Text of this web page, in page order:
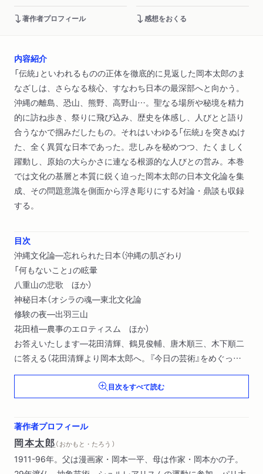
著作者プロフィール 感想をおくる
内容紹介
「伝統」といわれるものの正体を徹底的に見返した岡本太郎のま
なざしは、さらなる核心、すなわち日本の最深部へと向かう。
沖縄の離島、恐山、熊野、高野山…。聖なる場所や秘境を精力
的に訪ね歩き、祭りに飛び込み、歴史を体感し、人びとと語り
合うなかで掴みだしたもの。それはいわゆる「伝統」を突きぬけ
た、全く異質な日本であった。悲しみを秘めつつ、たくましく
躍動し、原始の大らかさに連なる根源的な人びとの営み。本巻
では文化の基層と本質に鋭く迫った岡本太郎の日本文化論を集
成、その問題意識を側面から浮き彫りにする対論・鼎談も収録
する。
目次
沖縄文化論―忘れられた日本（沖縄の肌ざわり
「何もないこと」の眩暈
八重山の悲歌 ほか）
神秘日本（オシラの魂―東北文化論
修験の夜―出羽三山
花田植―農事のエロティスム ほか）
お答えいたします―花田清輝、鶴見俊輔、唐木順三、木下順二
に答える（花田清輝より岡本太郎へ。『今日の芸術』をめぐっ
て。
岡本太郎より花田清輝へ。
鶴見俊輔より。岡本太郎「日本の伝統」「伝統序説」によせて。
日本の伝統と私（対談）
縄文の文化こそ、日本人の心のふるさとだ（鼎談）
諏訪「御柱祭」
目次をすべて読む
著作者プロフィール
岡本太郎（ おかもと・たろう ）
1911-96年。父は漫画家・岡本一平、母は作家・岡本かの子。